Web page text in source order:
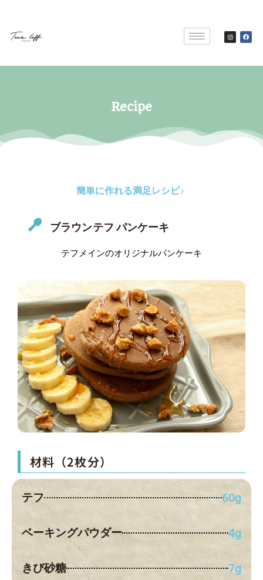
Recipe
簡単に作れる満足レシピ♪
ブラウンテフ パンケーキ
テフメインのオリジナルパンケーキ
材料（2枚分）
テフ 60g
ベーキングパウダー 4g
きび砂糖 7g